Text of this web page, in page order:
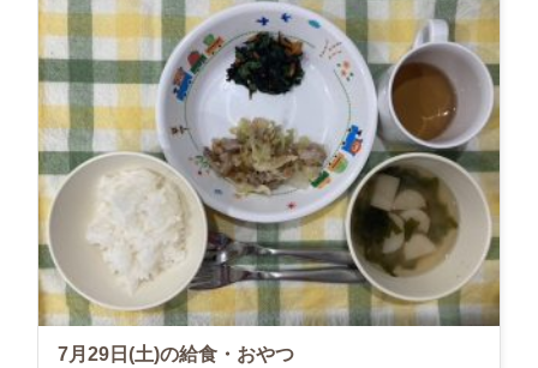
7月29日(土)の給食・おやつ